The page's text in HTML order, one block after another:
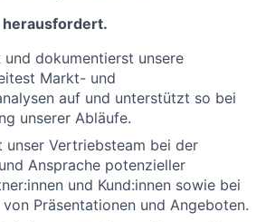
herausfordert.
und dokumentierst unsere
Markt- und
auf und unterstützt so bei
unserer Abläufe.
unser Vertriebsteam bei der
Ansprache potenzieller
und Kund:innen sowie bei
Präsentationen und Angeboten.